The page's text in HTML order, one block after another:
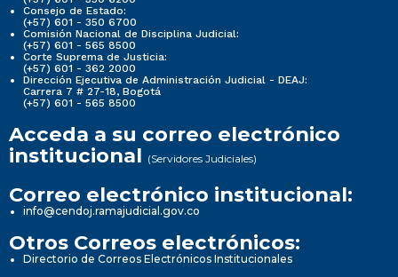
Consejo de Estado:
(+57) 601 - 350 6700
Comisión Nacional de Disciplina Judicial:
(+57) 601 - 565 8500
Corte Suprema de Justicia:
(+57) 601 - 362 2000
Dirección Ejecutiva de Administración Judicial - DEAJ:
Carrera 7 # 27-18, Bogotá
(+57) 601 - 565 8500
Acceda a su correo electrónico
institucional (Servidores Judiciales)
Correo electrónico institucional:
info@cendoj.ramajudicial.gov.co
Otros Correos electrónicos:
Directorio de Correos Electrónicos Institucionales